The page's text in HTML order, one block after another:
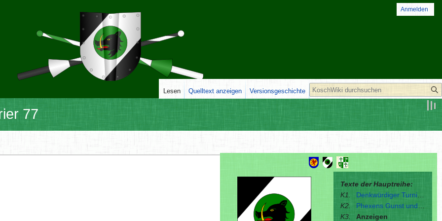
77
Texte der Hauptreihe:
K1.
Denkwürdiger Turnierauftritt
K2.
Phexens Gunst und Rondras Beitrag
K3.
Anzeigen
Anmelden
Lesen Quelltext anzeigen Versionsgeschichte Suche